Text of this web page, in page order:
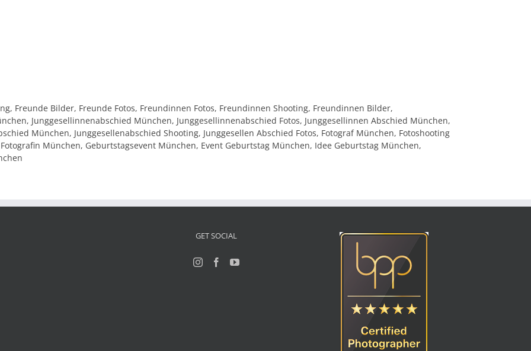
Freunde Bilder, Freunde Fotos, Freundinnen Fotos, Freundinnen Shooting, Freundinnen Bilder,
Junggesellinnenabschied München, Junggesellinnenabschied Fotos, Junggesellinnen Abschied München,
München, Junggesellenabschied Shooting, Junggesellen Abschied Fotos, Fotograf München, Fotoshooting
München, Geburtstagsevent München, Event Geburtstag München, Idee Geburtstag München,
GET SOCIAL